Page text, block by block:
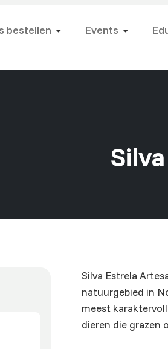
bestellen Events
Silva Estrela
natuurgebied in
meest
dieren die grazen